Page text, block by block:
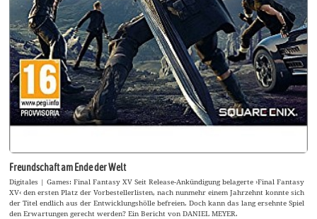
Freundschaft am Ende der Welt
Digitales | Games: Final Fantasy XV Seit Release-Ankündigung belagerte ›Final Fantasy
XV‹ den ersten Platz der Vorbestellerlisten, nach nunmehr einem Jahrzehnt konnte sich
der Titel endlich aus der Entwicklungshölle befreien. Doch kann das lang ersehnte Spiel
den Erwartungen gerecht werden? Ein Bericht von DANIEL MEYER.